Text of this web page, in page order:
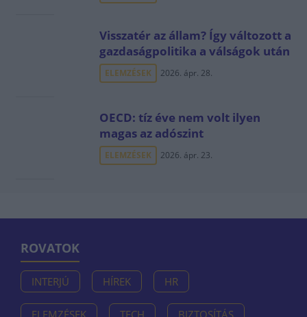
Visszatér az állam? Így változott a
gazdaságpolitika a válságok után
ELEMZÉSEK 2026. ápr. 28.
OECD: tíz éve nem volt ilyen
magas az adószint
ELEMZÉSEK 2026. ápr. 23.
ROVATOK
INTERJÚ HÍREK HR
ELEMZÉSEK TECH BIZTOSÍTÁS